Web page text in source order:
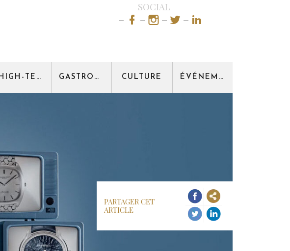
SOCIAL
HIGH-TECH GASTRONOMIE CULTURE ÉVÉNEMENT
PARTAGER CET
ARTICLE